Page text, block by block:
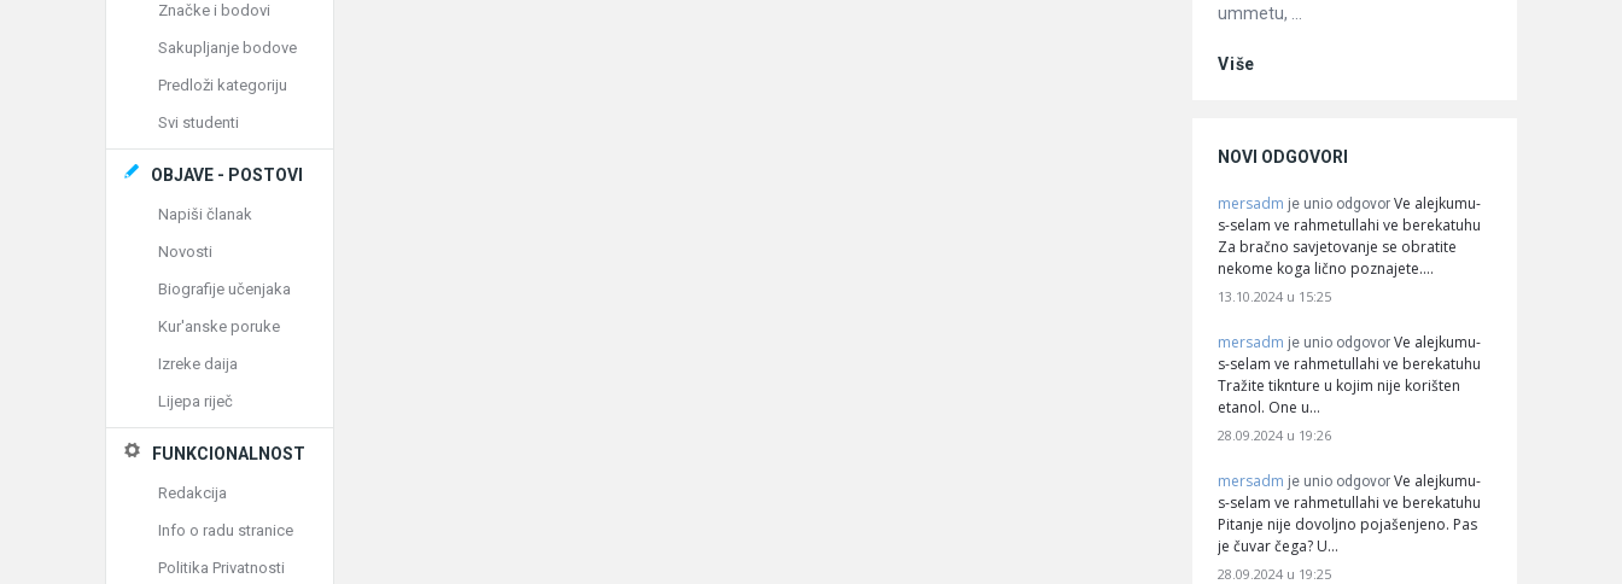
ummetu, ...
Više
NOVI ODGOVORI
mersadm je unio odgovor Ve alejkumu-
s-selam ve rahmetullahi ve berekatuhu
Za bračno savjetovanje se obratite
nekome koga lično poznajete.…
13.10.2024 u 15:25
mersadm je unio odgovor Ve alejkumu-
s-selam ve rahmetullahi ve berekatuhu
Tražite tiknture u kojim nije korišten
etanol. One u…
28.09.2024 u 19:26
mersadm je unio odgovor Ve alejkumu-
s-selam ve rahmetullahi ve berekatuhu
Pitanje nije dovoljno pojašenjeno. Pas
je čuvar čega? U…
28.09.2024 u 19:25
Značke i bodovi
Sakupljanje bodove
Predloži kategoriju
Svi studenti
OBJAVE - POSTOVI
Napiši članak
Novosti
Biografije učenjaka
Kur'anske poruke
Izreke daija
Lijepa riječ
FUNKCIONALNOST
Redakcija
Info o radu stranice
Politika Privatnosti